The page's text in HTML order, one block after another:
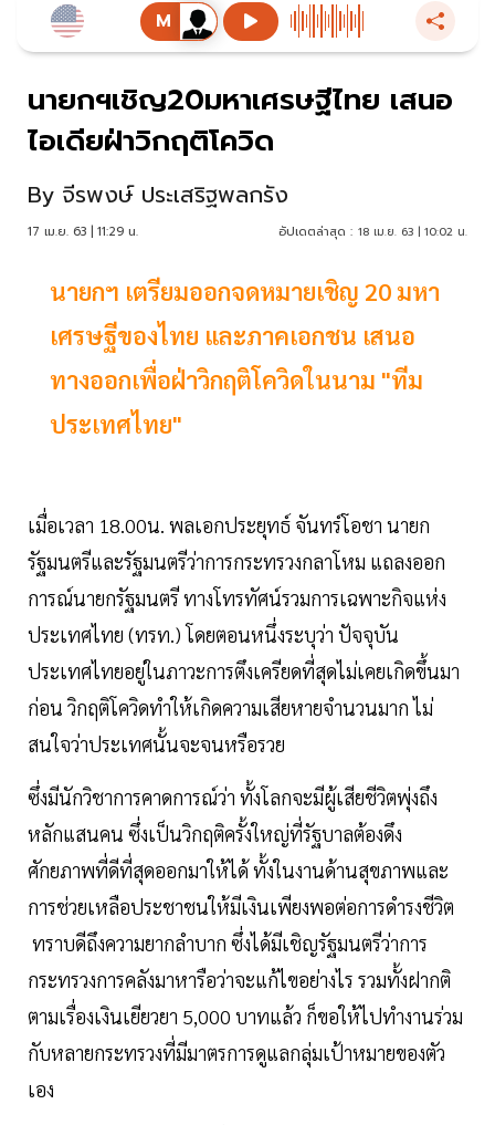
นายกฯเชิญ20มหาเศรษฐีไทย เสนอ
ไอเดียฝ่าวิกฤติโควิด
By จีรพงษ์ ประเสริฐพลกรัง
17 เม.ย. 63 | 11:29 น. อัปเดตล่าสุด : 18 เม.ย. 63 | 10:02 น.
นายกฯ เตรียมออกจดหมายเชิญ 20 มหา
เศรษฐีของไทย และภาคเอกชน เสนอ
ทางออกเพื่อฝ่าวิกฤติโควิดในนาม "ทีม
ประเทศไทย"
เมื่อเวลา 18.00น. พลเอกประยุทธ์ จันทร์โอชา นายก
รัฐมนตรีและรัฐมนตรีว่าการกระทรวงกลาโหม แถลงออก
การณ์นายกรัฐมนตรี ทางโทรทัศน์รวมการเฉพาะกิจแห่ง
ประเทศไทย (ทรท.) โดยตอนหนึ่งระบุว่า ปัจจุบัน
ประเทศไทยอยู่ในภาวะการตึงเครียดที่สุดไม่เคยเกิดขึ้นมา
ก่อน วิกฤติโควิดทำให้เกิดความเสียหายจำนวนมาก ไม่
สนใจว่าประเทศนั้นจะจนหรือรวย
ซึ่งมีนักวิชาการคาดการณ์ว่า ทั้งโลกจะมีผู้เสียชีวิตพุ่งถึง
หลักแสนคน ซึ่งเป็นวิกฤติครั้งใหญ่ที่รัฐบาลต้องดึง
ศักยภาพที่ดีที่สุดออกมาให้ได้ ทั้งในงานด้านสุขภาพและ
การช่วยเหลือประชาชนให้มีเงินเพียงพอต่อการดำรงชีวิต
ทราบดีถึงความยากลำบาก ซึ่งได้มีเชิญรัฐมนตรีว่าการ
กระทรวงการคลังมาหารือว่าจะแก้ไขอย่างไร รวมทั้งฝากติ
ตามเรื่องเงินเยียวยา 5,000 บาทแล้ว ก็ขอให้ไปทำงานร่วม
กับหลายกระทรวงที่มีมาตรการดูแลกลุ่มเป้าหมายของตัว
เอง